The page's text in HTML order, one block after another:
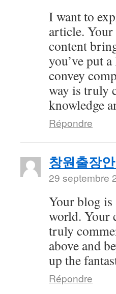
I want to
article. Your
content
you’ve put
convey
way is truly
knowledge
Répondre
창원출장
29 septembre
Your blog is
world. Your
truly
above and
up the
Répondre